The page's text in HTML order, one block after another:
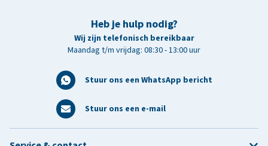
Heb je hulp nodig?
Wij zijn telefonisch bereikbaar
Maandag t/m vrijdag: 08:30 - 13:00 uur
Stuur ons een WhatsApp bericht
Stuur ons een e-mail